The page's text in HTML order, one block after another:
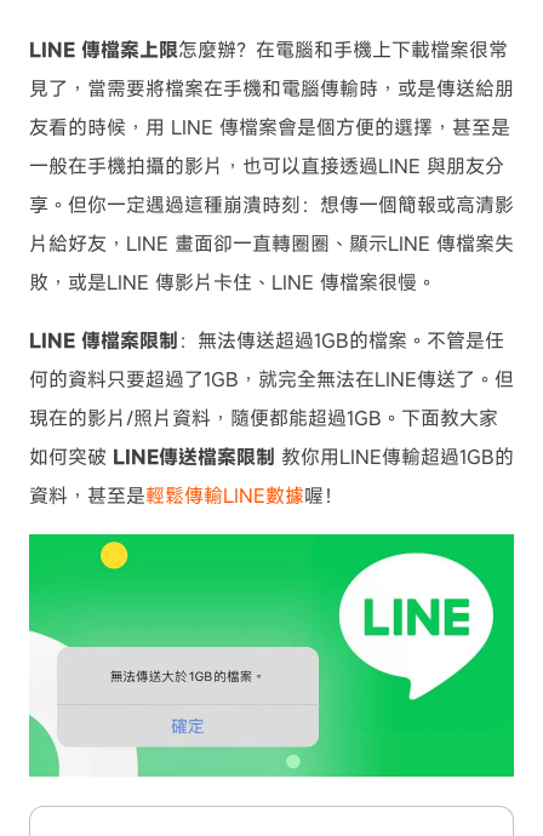
LINE 傳檔案上限怎麼辦？在電腦和手機上下載檔案很常
見了，當需要將檔案在手機和電腦傳輸時，或是傳送給朋
友看的時候，用 LINE 傳檔案會是個方便的選擇，甚至是
一般在手機拍攝的影片，也可以直接透過LINE 與朋友分
享。但你一定遇過這種崩潰時刻：想傳一個簡報或高清影
片給好友，LINE 畫面卻一直轉圈圈、顯示LINE 傳檔案失
敗，或是LINE 傳影片卡住、LINE 傳檔案很慢。
LINE 傳檔案限制：無法傳送超過1GB的檔案。不管是任
何的資料只要超過了1GB，就完全無法在LINE傳送了。但
現在的影片/照片資料，隨便都能超過1GB。下面教大家
如何突破 LINE傳送檔案限制 教你用LINE傳輸超過1GB的
資料，甚至是輕鬆傳輸LINE數據喔！